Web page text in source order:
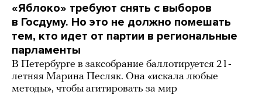
«Яблоко» требуют снять с выборов
в Госдуму. Но это не должно помешать
тем, кто идет от партии в региональные
парламенты
В Петербурге в заксобрание баллотируется 21-
летняя Марина Песляк. Она «искала любые
методы», чтобы агитировать за мир